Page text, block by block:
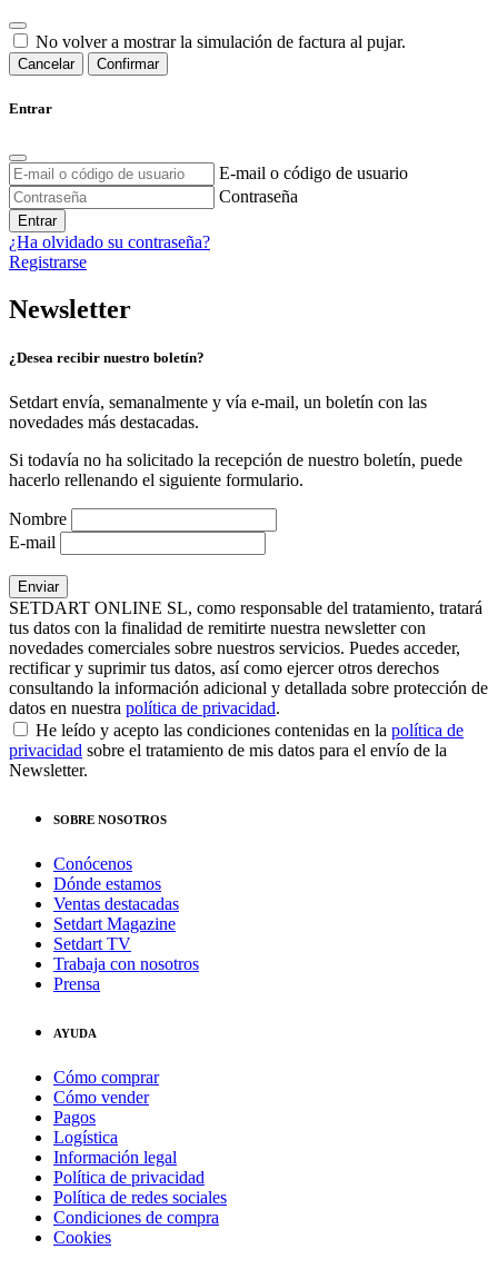
No volver a mostrar la simulación de factura al pujar.
Cancelar Confirmar
Entrar
E-mail o código de usuario
Contraseña
Entrar
¿Ha olvidado su contraseña?
Registrarse
Newsletter
¿Desea recibir nuestro boletín?
Setdart envía, semanalmente y vía e-mail, un boletín con las
novedades más destacadas.
Si todavía no ha solicitado la recepción de nuestro boletín, puede
hacerlo rellenando el siguiente formulario.
Nombre
E-mail
SETDART ONLINE SL, como responsable del tratamiento, tratará
tus datos con la finalidad de remitirte nuestra newsletter con
novedades comerciales sobre nuestros servicios. Puedes acceder,
rectificar y suprimir tus datos, así como ejercer otros derechos
consultando la información adicional y detallada sobre protección de
datos en nuestra política de privacidad.
He leído y acepto las condiciones contenidas en la política de
privacidad sobre el tratamiento de mis datos para el envío de la
Newsletter.
SOBRE NOSOTROS
Conócenos
Dónde estamos
Ventas destacadas
Setdart Magazine
Setdart TV
Trabaja con nosotros
Prensa
AYUDA
Cómo comprar
Cómo vender
Pagos
Logística
Información legal
Política de privacidad
Política de redes sociales
Condiciones de compra
Cookies